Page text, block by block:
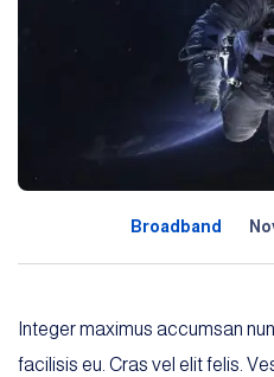
Broadband
Integer maximus accumsan
facilisis eu. Cras vel elit felis.